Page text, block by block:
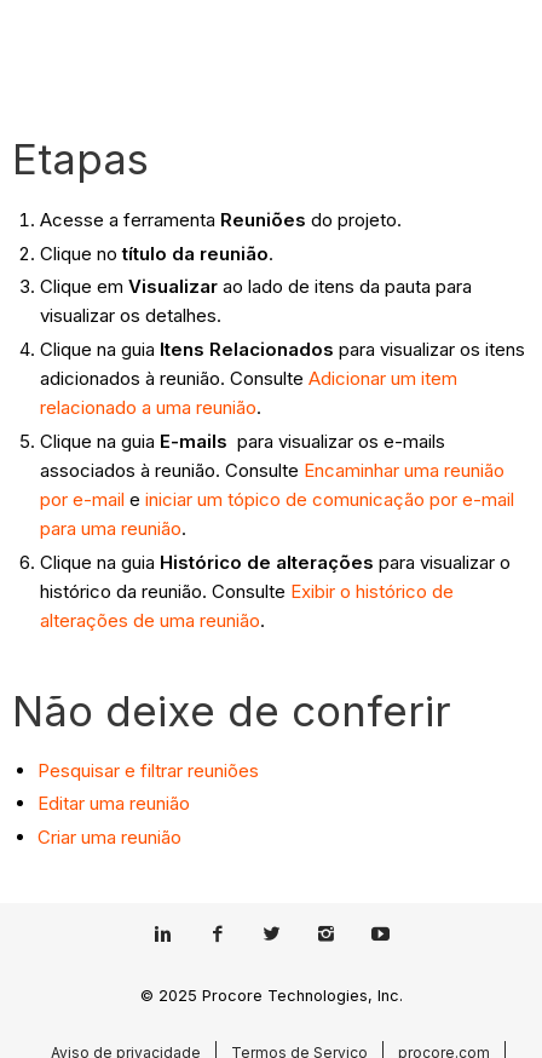
Etapas
Acesse a ferramenta Reuniões do projeto.
Clique notítulo da reunião.
Clique em Visualizarao lado de itens da pauta para
visualizar os detalhes.
Clique na guia Itens Relacionados para visualizar os itens
adicionados à reunião. Consulte Adicionar um item
relacionado a uma reunião.
Clique na guia E-mails para visualizar os e-mails
associados à reunião. Consulte Encaminhar uma reunião
por e-mail e iniciar um tópico de comunicação por e-mail
para uma reunião.
Clique na guia Histórico de alterações para visualizar o
histórico da reunião. Consulte Exibir o histórico de
alterações de uma reunião.
Não deixe de conferir
Pesquisar e filtrar reuniões
Editar uma reunião
Criar uma reunião
© 2025 Procore Technologies, Inc.
Aviso de privacidade Termos de Serviço procore.com